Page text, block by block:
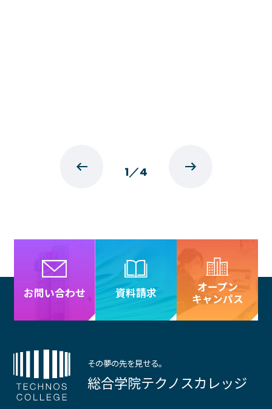
1／4
お問い合わせ 資料請求
オープン
キャンパス
その夢の先を見せる。
総合学院テクノスカレッジ